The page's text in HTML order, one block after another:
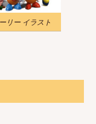
リー イラスト